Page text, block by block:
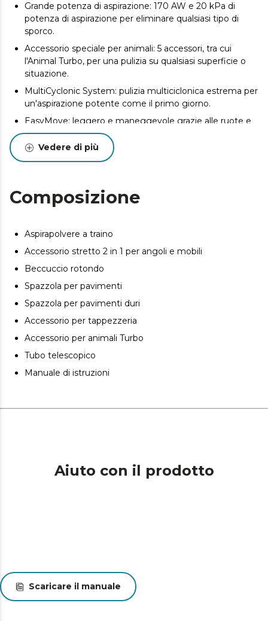
Grande potenza di aspirazione: 170 AW e 20 kPa di
potenza di aspirazione per eliminare qualsiasi tipo di
sporco.
Accessorio speciale per animali: 5 accessori, tra cui
l'Animal Turbo, per una pulizia su qualsiasi superficie o
situazione.
MultiCyclonic System: pulizia multiciclonica estrema per
un'aspirazione potente come il primo giorno.
EasyMove: leggero e maneggevole grazie alle ruote e
al design compatto, per un utilizzo facile e comodo.
All Surface: pulisce lo sporco da qualsiasi superficie
grazie al suo ampio kit di 5 accessori.
sporco e degli allergeni.
Grande serbatoio: facile da svuotare e igienico fino a 3,3
Fino a 8 metri: ampia portata per raggiungere qualsiasi
luogo.
Regolatore di potenza: consente di scegliere la potenza
da utilizzare per ogni situazione di aspirazione e di
Vedere di più
Composizione
Aspirapolvere a traino
Accessorio stretto 2 in 1 per angoli e mobili
Beccuccio rotondo
Spazzola per pavimenti
Spazzola per pavimenti duri
Accessorio per tappezzeria
Accessorio per animali Turbo
Tubo telescopico
Manuale di istruzioni
Aiuto con il prodotto
Scaricare il manuale